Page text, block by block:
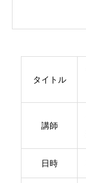
タイトル
講師
日時